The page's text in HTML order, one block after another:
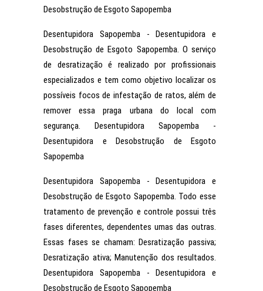
Desobstrução de Esgoto Sapopemba
Desentupidora Sapopemba - Desentupidora e
Desobstrução de Esgoto Sapopemba. O serviço
de desratização é realizado por profissionais
especializados e tem como objetivo localizar os
possíveis focos de infestação de ratos, além de
remover essa praga urbana do local com
segurança. Desentupidora Sapopemba -
Desentupidora e Desobstrução de Esgoto
Sapopemba
Desentupidora Sapopemba - Desentupidora e
Desobstrução de Esgoto Sapopemba. Todo esse
tratamento de prevenção e controle possui três
fases diferentes, dependentes umas das outras.
Essas fases se chamam: Desratização passiva;
Desratização ativa; Manutenção dos resultados.
Desentupidora Sapopemba - Desentupidora e
Desobstrução de Esgoto Sapopemba